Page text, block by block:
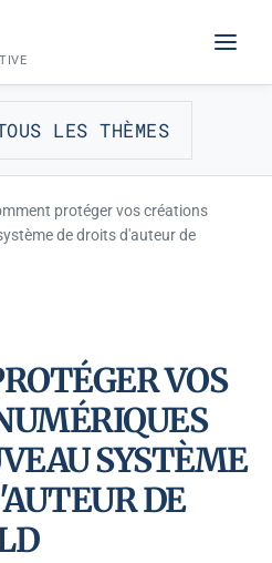
LES THÈMES
protéger vos créations
de droits d'auteur de
VOS
SYSTÈME
DE